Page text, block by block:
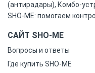
(антирадары), Комбо-
SHO-ME: помогаем
САЙТ SHO-ME
Вопросы и ответы
Где купить SHO-ME